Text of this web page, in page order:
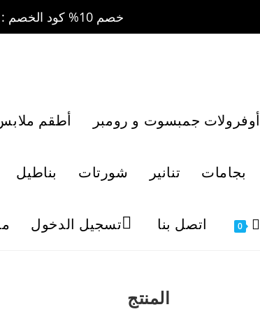
خصم 10% كود الخصم : متجر رباب نت 10 ....... خصم 20% كود الخصم : متجر رباب نت 20
أطقم أوفرولات جمبسوت و رومبر
بناطيل شورتات تنانير بجامات
تسجيل الدخول اتصل بنا 0
المنتج